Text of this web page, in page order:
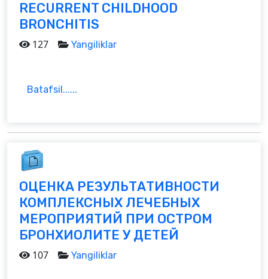
RECURRENT CHILDHOOD
BRONCHITIS
127 Yangiliklar
Batafsil......
ОЦЕНКА РЕЗУЛЬТАТИВНОСТИ
КОМПЛЕКСНЫХ ЛЕЧЕБНЫХ
МЕРОПРИЯТИЙ ПРИ ОСТРОМ
БРОНХИОЛИТЕ У ДЕТЕЙ
107 Yangiliklar